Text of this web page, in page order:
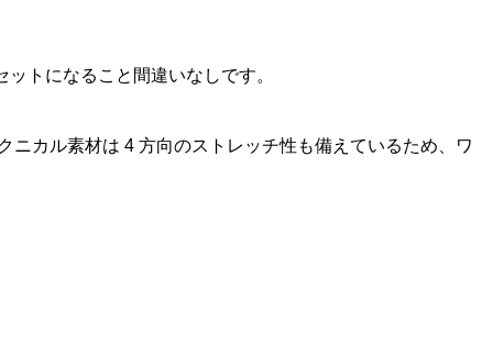
トになること間違いなしです。
カル素材は 4 方向のストレッチ性も備えているため、ワ